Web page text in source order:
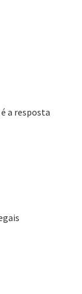
a resposta